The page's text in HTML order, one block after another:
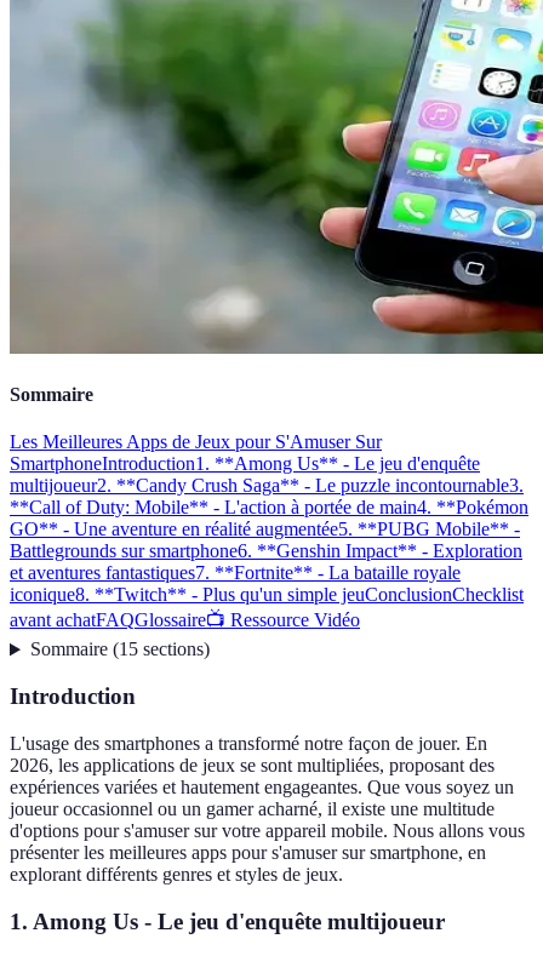
Sommaire
Les Meilleures Apps de Jeux pour S'Amuser Sur
SmartphoneIntroduction1. **Among Us** - Le jeu d'enquête
multijoueur2. **Candy Crush Saga** - Le puzzle incontournable3.
**Call of Duty: Mobile** - L'action à portée de main4. **Pokémon
GO** - Une aventure en réalité augmentée5. **PUBG Mobile** -
Battlegrounds sur smartphone6. **Genshin Impact** - Exploration
et aventures fantastiques7. **Fortnite** - La bataille royale
iconique8. **Twitch** - Plus qu'un simple jeuConclusionChecklist
avant achatFAQGlossaire📺 Ressource Vidéo
Sommaire(15 sections)
Introduction
L'usage des smartphones a transformé notre façon de jouer. En
2026, les applications de jeux se sont multipliées, proposant des
expériences variées et hautement engageantes. Que vous soyez un
joueur occasionnel ou un gamer acharné, il existe une multitude
d'options pour s'amuser sur votre appareil mobile. Nous allons vous
présenter les meilleures apps pour s'amuser sur smartphone, en
explorant différents genres et styles de jeux.
1. Among Us - Le jeu d'enquête multijoueur